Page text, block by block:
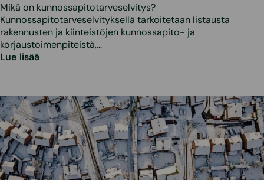
Mikä on kunnossapitotarveselvitys?
Kunnossapitotarveselvityksellä tarkoitetaan listausta
rakennusten ja kiinteistöjen kunnossapito- ja
korjaustoimenpiteistä,…
Lue lisää